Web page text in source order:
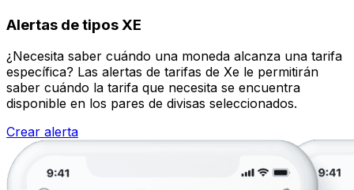
Alertas de tipos XE
¿Necesita saber cuándo una moneda alcanza una tarifa
específica? Las alertas de tarifas de Xe le permitirán
saber cuándo la tarifa que necesita se encuentra
disponible en los pares de divisas seleccionados.
Crear alerta